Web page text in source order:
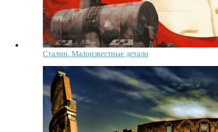
Сталин. Малоизвестные детали